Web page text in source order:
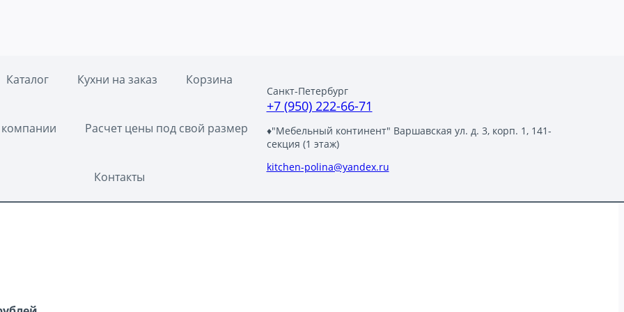
Каталог Кухни на заказ Корзина
Расчет цены под свой размер
Контакты
Санкт-Петербург
+7 (950) 222-66-71
♦"Мебельный континент" Варшавская ул. д. 3, корп. 1, 141-
секция (1 этаж)
kitchen-polina@yandex.ru